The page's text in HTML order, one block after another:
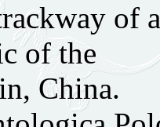
of
of the
China.